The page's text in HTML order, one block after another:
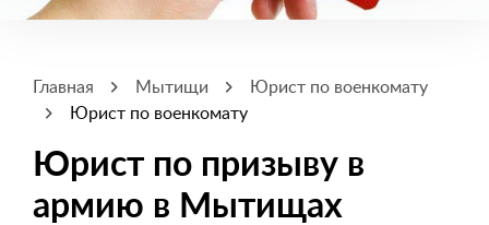
Главная Мытищи
Юрист по военкомату
Юрист по военкомату
Юрист по призыву в
армию в Мытищах